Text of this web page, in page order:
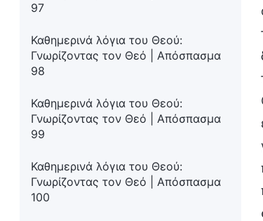
97
Καθημερινά λόγια του Θεού:
Γνωρίζοντας τον Θεό | Απόσπασμα
98
Καθημερινά λόγια του Θεού:
Γνωρίζοντας τον Θεό | Απόσπασμα
99
Καθημερινά λόγια του Θεού:
Γνωρίζοντας τον Θεό | Απόσπασμα
100